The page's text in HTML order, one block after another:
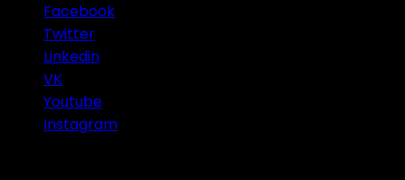
Facebook
Twitter
Linkedin
VK
Youtube
Instagram